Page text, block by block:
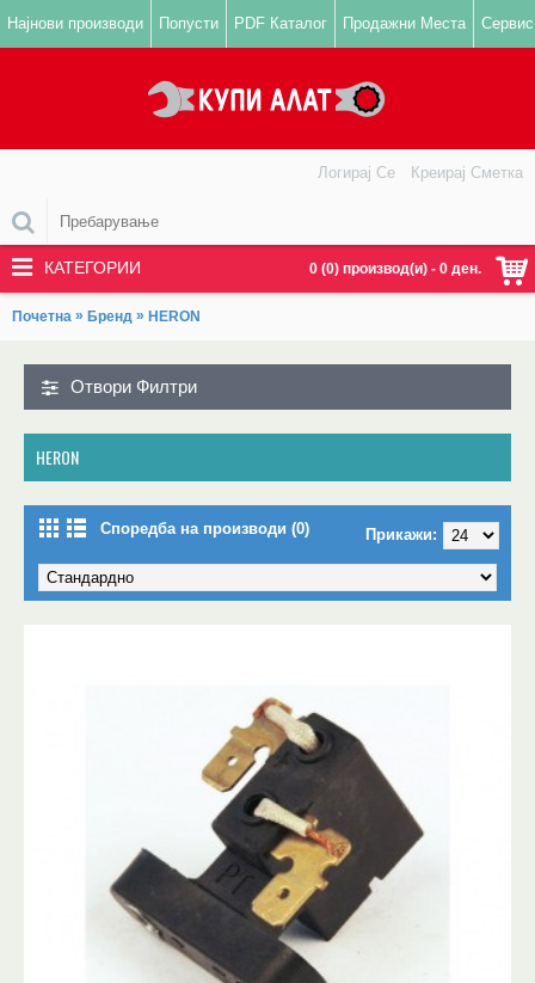
Најнови производи Попусти PDF Каталог Продажни Места Сервис
0 (0) производ(и) - 0 ден.
Логирај Се Креирај Сметка
КАТЕГОРИИ
Почетна » Бренд » HERON
Отвори Филтри
HERON
Споредба на производи (0) Прикажи: